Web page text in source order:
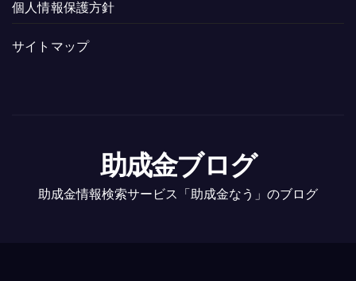
個人情報保護方針
サイトマップ
助成金ブログ
助成金情報検索サービス「助成金なう」のブログ